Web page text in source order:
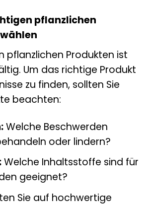
pflanzlichen
pflanzlichen Produkten ist
Um das richtige Produkt
zu finden, sollten Sie
beachten:
Welche Beschwerden
oder lindern?
Welche Inhaltsstoffe sind für
geeignet?
Sie auf hochwertige